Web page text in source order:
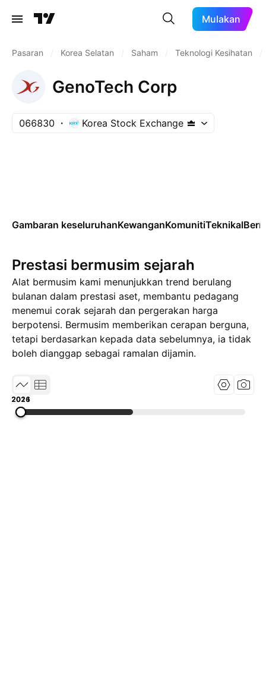
Mulakan
Pasaran Korea Selatan Saham Teknologi Kesihatan
GenoTech Corp
066830 Korea Stock Exchange
Gambaran keseluruhanKewanganKomunitiTeknikal
Prestasi bermusim sejarah
Alat bermusim kami menunjukkan trend berulang
bulanan dalam prestasi aset, membantu pedagang
menemui corak sejarah dan pergerakan harga
berpotensi. Bermusim memberikan cerapan berguna,
tetapi berdasarkan kepada data sebelumnya, ia tidak
boleh dianggap sebagai ramalan dijamin.
2016
2021
2026